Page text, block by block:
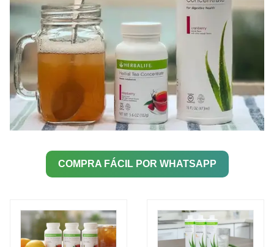
COMPRA FÁCIL POR WHATSAPP